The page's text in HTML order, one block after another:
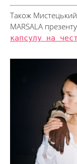
Також Мистецький
MARSALA
капсулу на